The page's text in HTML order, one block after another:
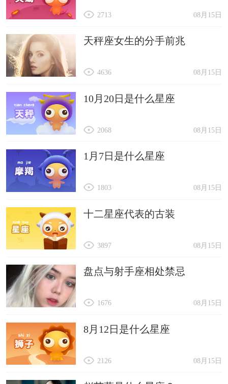
08月15日
2713
天秤座女生的分手前兆
08月15日
4636
10月20日是什么星座
08月15日
2068
1月7日是什么星座
08月15日
1803
十二星座代表的古装
08月15日
3897
盘点与射手座相处禁忌
08月15日
1676
8月12日是什么星座
08月15日
2126